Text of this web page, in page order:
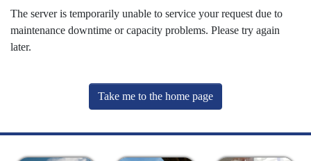
The server is temporarily unable to service your request due to
maintenance downtime or capacity problems. Please try again
later.
Take me to the home page